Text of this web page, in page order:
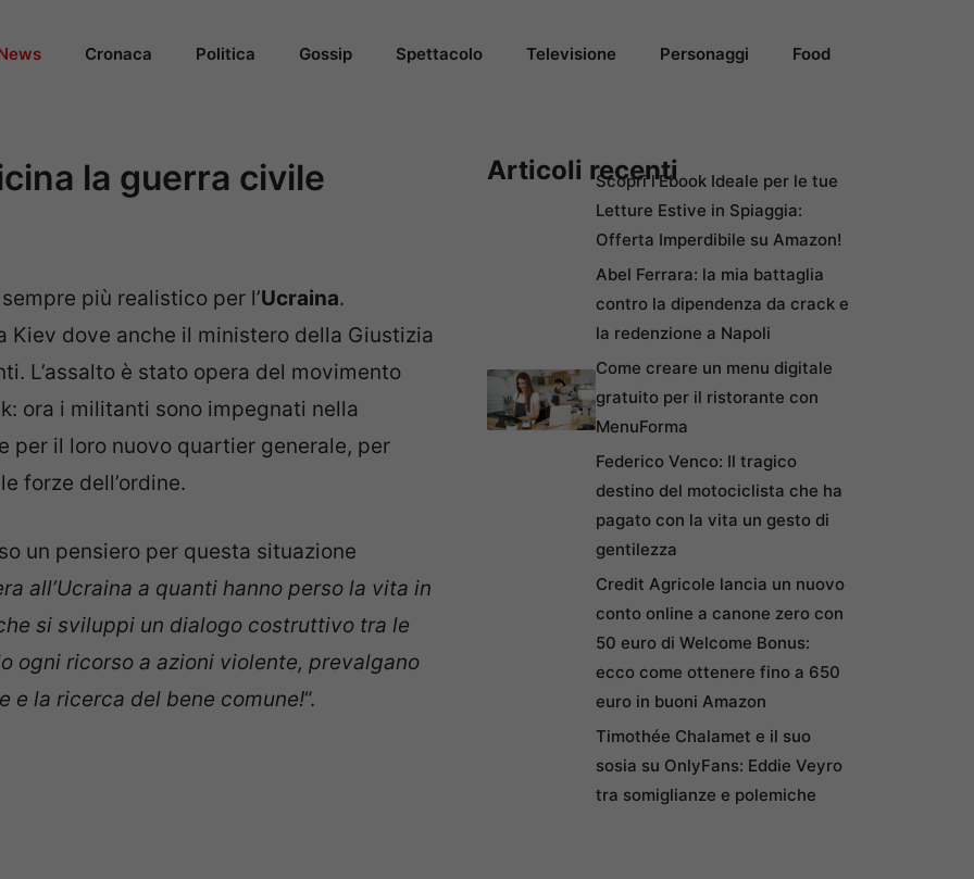
Cronaca Politica Gossip Spettacolo Televisione Personaggi Food
la guerra civile
più realistico per l’Ucraina.
Kiev dove anche il ministero della Giustizia
L’assalto è stato opera del movimento
ora i militanti sono impegnati nella
per il loro nuovo quartier generale, per
forze dell’ordine.
un pensiero per questa situazione
all’Ucraina a quanti hanno perso la vita in
si sviluppi un dialogo costruttivo tra le
ogni ricorso a azioni violente, prevalgano
e la ricerca del bene comune!“.
Articoli recentiScopri l’Ebook Ideale per le tue
Letture Estive in Spiaggia:
Offerta Imperdibile su Amazon!
Abel Ferrara: la mia battaglia
contro la dipendenza da crack e
la redenzione a Napoli
Come creare un menu digitale
gratuito per il ristorante con
MenuForma
Federico Venco: Il tragico
destino del motociclista che ha
pagato con la vita un gesto di
gentilezza
Credit Agricole lancia un nuovo
conto online a canone zero con
50 euro di Welcome Bonus:
ecco come ottenere fino a 650
euro in buoni Amazon
Timothée Chalamet e il suo
sosia su OnlyFans: Eddie Veyro
tra somiglianze e polemiche